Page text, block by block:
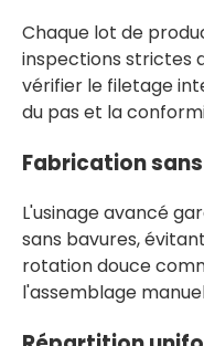
Chaque lot de
inspections strictes
vérifier le filetage
du pas et la
Fabrication
L'usinage avancé
sans bavures,
rotation douce
l'assemblage